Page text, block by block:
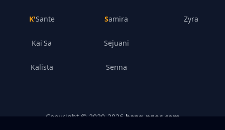
K'Sante
Kai'Sa
Kalista
Samira
Sejuani
Senna
Zyra
Copyright © 2020- 2026 bang-ngoc.com